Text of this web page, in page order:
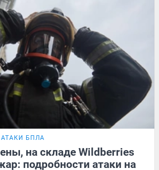
АТАКИ БПЛА
на складе Wildberries
подробности атаки на